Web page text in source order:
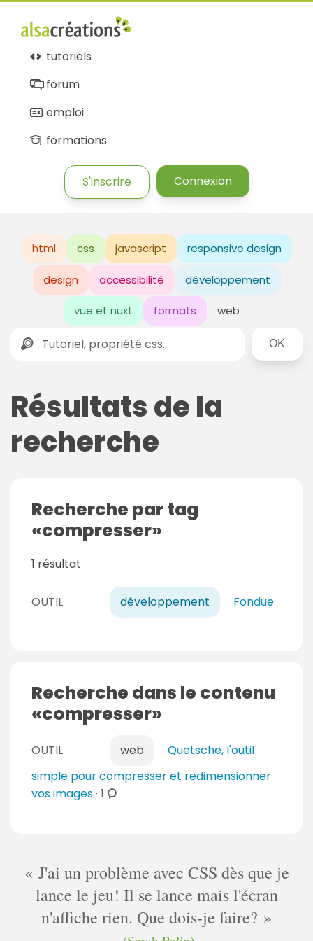
tutoriels
forum
emploi
formations
S'inscrire Connexion
html css javascript responsive design
design accessibilité développement
vue et nuxt formats web
Rechercher
Résultats de la
recherche
Recherche par tag
compresser
1 résultat
OUTIL développement Fondue
Recherche dans le contenu
compresser
OUTIL web
Quetsche, l'outil
simple pour compresser et redimensionner
vos images· 1 c
n
t
a
J'ai un problème avec CSS dès que je
lance le jeu! Il se lance mais l'écran
n'affiche rien. Que dois-je faire?